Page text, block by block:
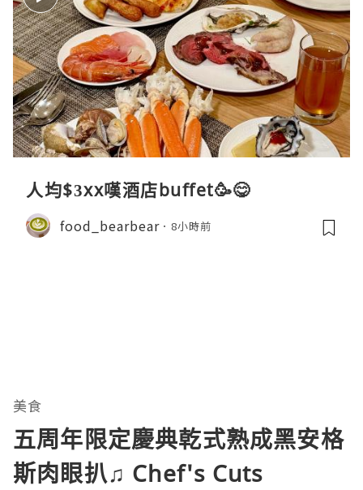
人均$3xx嘆酒店buffet🥳😋
food_bearbear 8小時前
美食
五周年限定慶典乾式熟成黑安格
斯肉眼扒♫ Chef's Cuts